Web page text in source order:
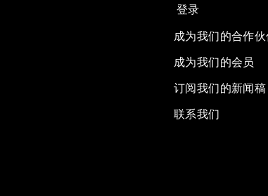
登录
成为我们的合作伙
成为我们的会员
订阅我们的新闻稿
联系我们